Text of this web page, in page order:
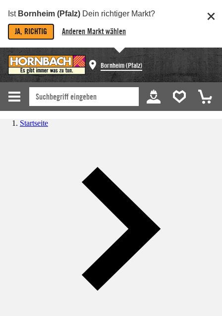
Ist Bornheim (Pfalz) Dein richtiger Markt?
JA, RICHTIG Anderen Markt wählen
Bornheim (Pfalz)
Startseite